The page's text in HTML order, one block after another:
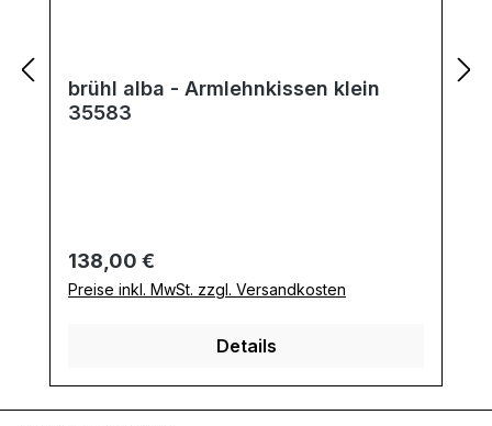
brühl alba - Armlehnkissen klein
35583
Regulärer Preis:
138,00 €
Preise inkl. MwSt. zzgl. Versandkosten
Details